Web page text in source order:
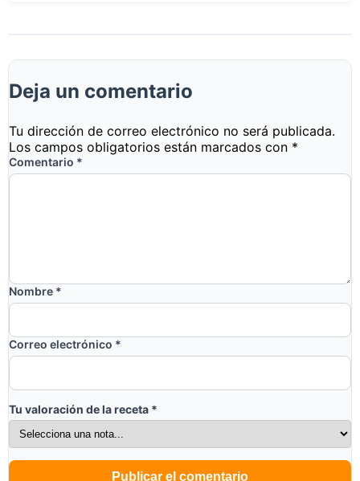
Deja un comentario
Tu dirección de correo electrónico no será publicada.
Los campos obligatorios están marcados con *
Comentario *
Nombre *
Correo electrónico *
Tu valoración de la receta *